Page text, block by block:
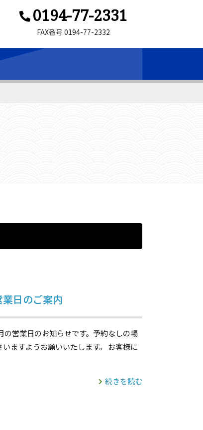
0194-77-2331
FAX番号 0194-77-2332
業日のご案内
の営業日のお知らせです。予約なしの場
ますようお願いいたします。 お客様に
続きを読む